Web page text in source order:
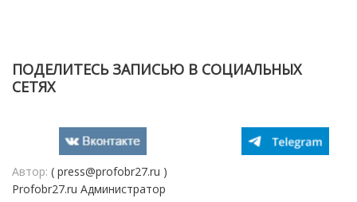
ПОДЕЛИТЕСЬ ЗАПИСЬЮ В СОЦИАЛЬНЫХ
СЕТЯХ
Автор: ( press@profobr27.ru )
Profobr27.ru Администратор